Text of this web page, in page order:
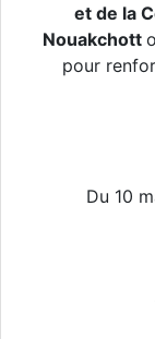
et de la
Nouakchott
pour
Du 10